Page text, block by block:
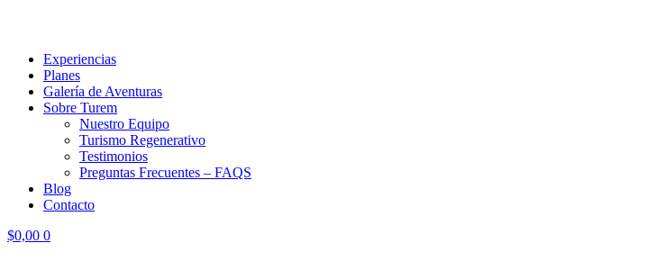
Experiencias
Planes
Galería de Aventuras
Sobre Turem
Nuestro Equipo
Turismo Regenerativo
Testimonios
Preguntas Frecuentes – FAQS
Blog
Contacto
$0,00 0